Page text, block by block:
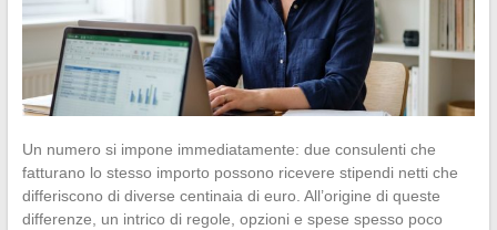
Un numero si impone immediatamente: due consulenti che
fatturano lo stesso importo possono ricevere stipendi netti che
differiscono di diverse centinaia di euro. All’origine di queste
differenze, un intrico di regole, opzioni e spese spesso poco